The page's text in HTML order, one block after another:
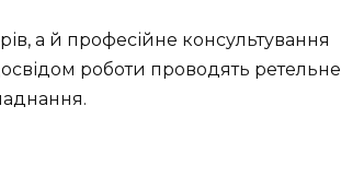
а й професійне консультування
роботи проводять ретельне